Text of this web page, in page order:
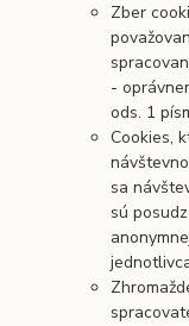
Zber
-
ods. 1
Cookies,
sa
sú